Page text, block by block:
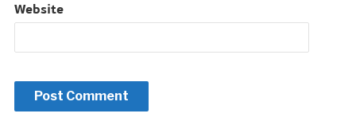
Website